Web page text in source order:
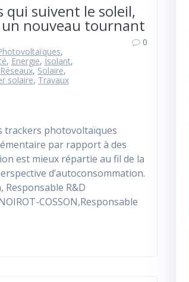
qui suivent le soleil,
nouveau tournant
,
, Energie, Isolant,
Réseaux, Solaire,
solaire, Travaux
0
trackers photovoltaïques
par rapport à des
est mieux répartie au fil de la
d’autoconsommation.
Responsable R&D
COSSON,Responsable